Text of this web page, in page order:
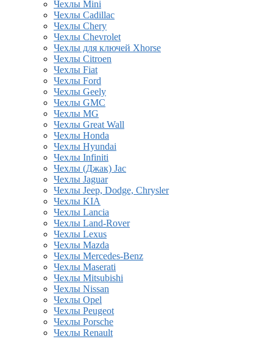
Чехлы Mini
Чехлы Cadillac
Чехлы Chery
Чехлы Chevrolet
Чехлы для ключей Xhorse
Чехлы Citroen
Чехлы Fiat
Чехлы Ford
Чехлы Geely
Чехлы GMC
Чехлы MG
Чехлы Great Wall
Чехлы Honda
Чехлы Hyundai
Чехлы Infiniti
Чехлы (Джак) Jac
Чехлы Jaguar
Чехлы Jeep, Dodge, Chrysler
Чехлы KIA
Чехлы Lancia
Чехлы Land-Rover
Чехлы Lexus
Чехлы Mazda
Чехлы Mercedes-Benz
Чехлы Maserati
Чехлы Mitsubishi
Чехлы Nissan
Чехлы Opel
Чехлы Peugeot
Чехлы Porsche
Чехлы Renault